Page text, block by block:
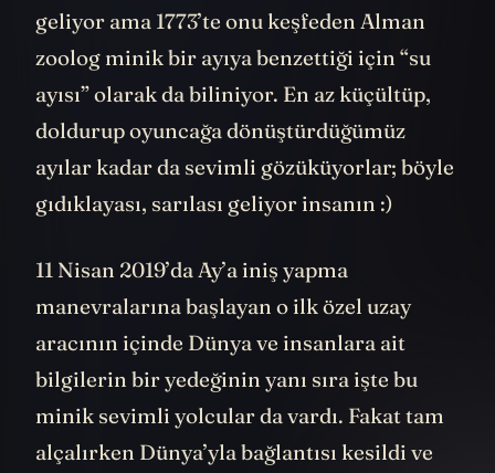
geliyor ama 1773’te onu keşfeden Alman
zoolog minik bir ayıya benzettiği için “su
ayısı” olarak da biliniyor. En az küçültüp,
doldurup oyuncağa dönüştürdüğümüz
ayılar kadar da sevimli gözüküyorlar; böyle
gıdıklayası, sarılası geliyor insanın :)
11 Nisan 2019’da Ay’a iniş yapma
manevralarına başlayan o ilk özel uzay
aracının içinde Dünya ve insanlara ait
bilgilerin bir yedeğinin yanı sıra işte bu
minik sevimli yolcular da vardı. Fakat tam
alçalırken Dünya’yla bağlantısı kesildi ve